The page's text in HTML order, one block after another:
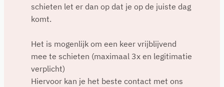
schieten let er dan op dat je op de juiste dag
komt.
Het is mogenlijk om een keer vrijblijvend
mee te schieten (maximaal 3x en legitimatie
verplicht)
Hiervoor kan je het beste contact met ons